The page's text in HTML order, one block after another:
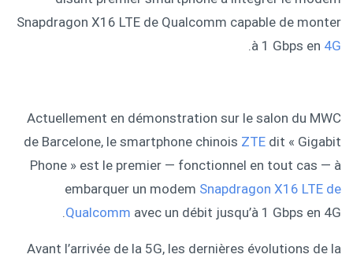
Snapdragon X16 LTE de Qualcomm capable de monter
à 1 Gbps en 4G
.
Actuellement en démonstration sur le salon du MWC
de Barcelone, le smartphone chinois ZTE dit « Gigabit
Phone » est le premier — fonctionnel en tout cas — à
embarquer un modem Snapdragon X16 LTE de
Qualcomm avec un débit jusqu’à 1 Gbps en 4G.
Avant l’arrivée de la 5G, les dernières évolutions de la